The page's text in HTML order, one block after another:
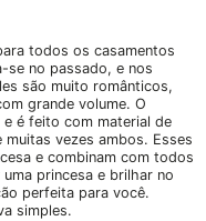
todos os casamentos
se no passado, e nos
são muito românticos,
grande volume. O
é feito com material de
vezes ambos. Esses
e combinam com todos
princesa e brilhar no
perfeita para você.
simples.